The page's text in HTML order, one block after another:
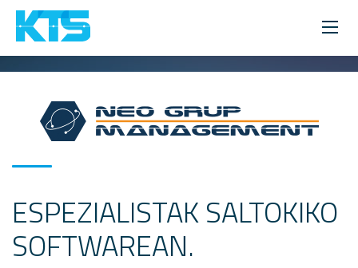
ESPEZIALISTAK SALTOKIKO
SOFTWAREAN.